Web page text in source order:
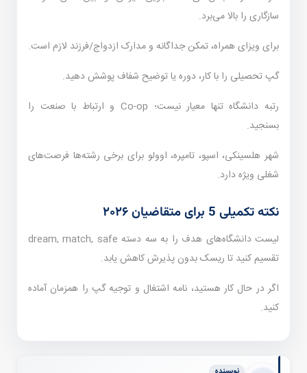
سازگاری را بالا می‌برد.
برای ویزای همراه، تمکن جداگانه و مدارک ازدواج/فرزند لازم است.
گپ تحصیلی را با کار، دوره یا توضیح شفاف پوشش دهید.
رتبه دانشگاه تنها معیار نیست؛ Co-op و ارتباط با صنعت را
بسنجید.
شهر هلسینکی، اسپو، تامپره، اوولو برای برخی رشته‌ها فرصت‌های
شغلی ویژه دارد.
نکته تکمیلی 5 برای متقاضیان ۲۰۲۶
لیست دانشگاه‌های هدف را به سه دسته dream, match, safe
تقسیم کنید تا ریسک بدون پذیرش کاهش یابد.
اگر در حال کار هستید، نامه اشتغال و توجیه گپ را همزمان آماده
کنید.